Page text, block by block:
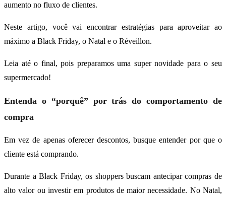
aumento no fluxo de clientes.
Neste artigo, você vai encontrar estratégias para aproveitar ao
máximo a Black Friday, o Natal e o Réveillon.
Leia até o final, pois preparamos uma super novidade para o seu
supermercado!
Entenda o “porquê” por trás do comportamento de
compra
Em vez de apenas oferecer descontos, busque entender por que o
cliente está comprando.
Durante a Black Friday, os shoppers buscam antecipar compras de
alto valor ou investir em produtos de maior necessidade. No Natal,